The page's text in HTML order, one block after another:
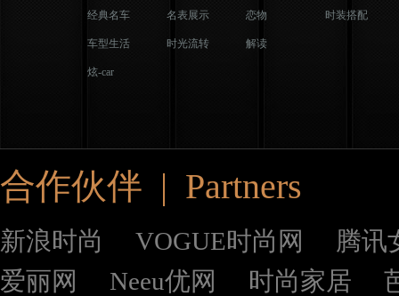
经典名车
车型生活
炫-car
名表展示
时光流转
恋物
解读
时装搭配
合作伙伴 | Partners
新浪时尚 VOGUE时尚网
腾讯
爱丽网
Neeu优网 时尚家居